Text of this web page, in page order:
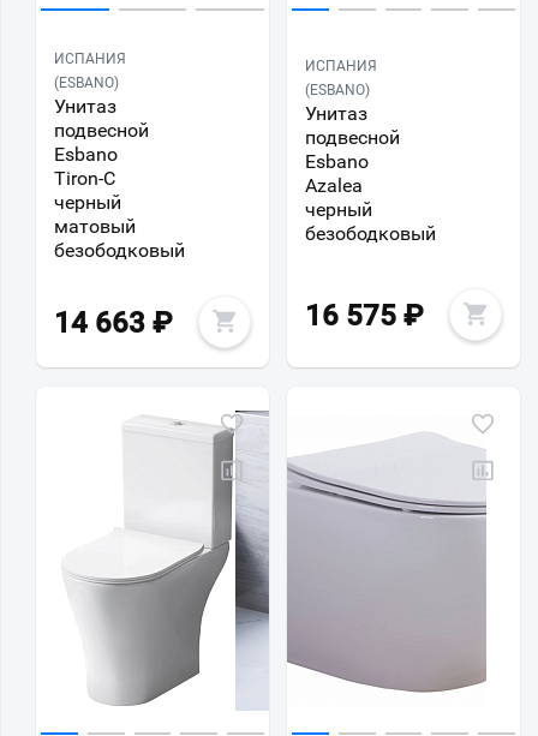
ИСПАНИЯ
(ESBANO)
Унитаз
подвесной
Esbano
Tiron-C
черный
матовый
безободковый
14 663 ₽
ИСПАНИЯ
(ESBANO)
Унитаз
подвесной
Esbano
Azalea
черный
безободковый
16 575 ₽